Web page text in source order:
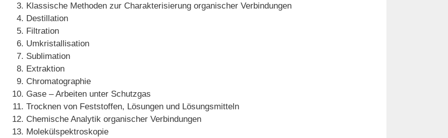
Klassische Methoden zur Charakterisierung organischer Verbindungen
Destillation
Filtration
Umkristallisation
Sublimation
Extraktion
Chromatographie
Gase – Arbeiten unter Schutzgas
Trocknen von Feststoffen, Lösungen und Lösungsmitteln
Chemische Analytik organischer Verbindungen
Molekülspektroskopie